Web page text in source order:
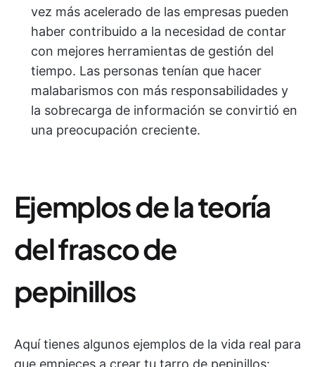
vez más acelerado de las empresas pueden
haber contribuido a la necesidad de contar
con mejores herramientas de gestión del
tiempo. Las personas tenían que hacer
malabarismos con más responsabilidades y
la sobrecarga de información se convirtió en
una preocupación creciente.
Ejemplos de la teoría
del frasco de
pepinillos
Aquí tienes algunos ejemplos de la vida real para
que empieces a crear tu tarro de pepinillos: